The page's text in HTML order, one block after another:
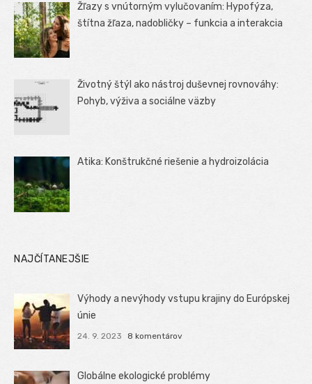
Žľazy s vnútorným vylučovaním: Hypofýza,
štítna žľaza, nadobličky – funkcia a interakcia
Životný štýl ako nástroj duševnej rovnováhy:
Pohyb, výživa a sociálne väzby
Atika: Konštrukčné riešenie a hydroizolácia
NAJČÍTANEJŠIE
Výhody a nevýhody vstupu krajiny do Európskej
únie
24. 9. 2023 8 komentárov
Globálne ekologické problémy